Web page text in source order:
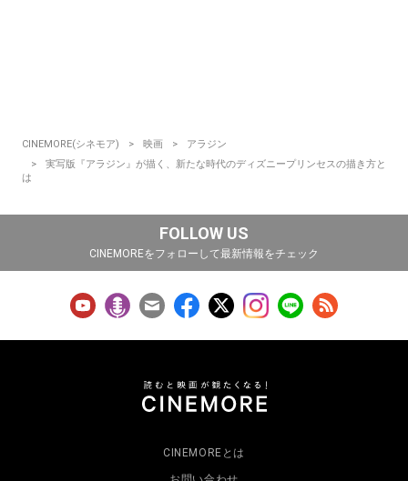
CINEMORE(シネモア) 映画
アラジン
実写版『アラジン』が描く、新たな時代のディズニープリンセスの描き方と
は
FOLLOW US
CINEMOREをフォローして最新情報をチェック
CINEMOREとは